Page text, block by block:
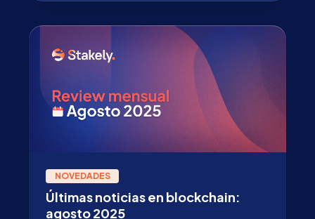
NOVEDADES
Últimas noticias en blockchain:
agosto 2025